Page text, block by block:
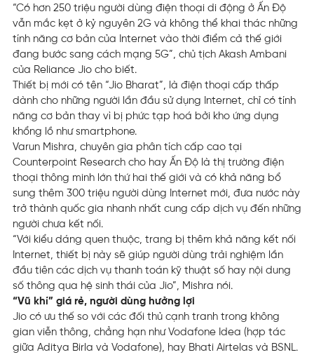
“Có hơn 250 triệu người dùng điện thoại di động ở Ấn Độ
vẫn mắc kẹt ở kỷ nguyên 2G và không thể khai thác những
tính năng cơ bản của Internet vào thời điểm cả thế giới
đang bước sang cách mạng 5G”, chủ tịch Akash Ambani
của Reliance Jio cho biết.
Thiết bị mới có tên “Jio Bharat”, là điện thoại cấp thấp
dành cho những người lần đầu sử dụng Internet, chỉ có tính
năng cơ bản thay vì bị phức tạp hoá bởi kho ứng dụng
khổng lồ như smartphone.
Varun Mishra, chuyên gia phân tích cấp cao tại
Counterpoint Research cho hay Ấn Độ là thị trường điện
thoại thông minh lớn thứ hai thế giới và có khả năng bổ
sung thêm 300 triệu người dùng Internet mới, đưa nước này
trở thành quốc gia nhanh nhất cung cấp dịch vụ đến những
người chưa kết nối.
“Với kiểu dáng quen thuộc, trang bị thêm khả năng kết nối
Internet, thiết bị này sẽ giúp người dùng trải nghiệm lần
đầu tiên các dịch vụ thanh toán kỹ thuật số hay nội dung
số thông qua hệ sinh thái của Jio”, Mishra nói.
“Vũ khí” giá rẻ, người dùng hưởng lợi
Jio có ưu thế so với các đối thủ cạnh tranh trong không
gian viễn thông, chẳng hạn như Vodafone Idea (hợp tác
giữa Aditya Birla và Vodafone), hay Bhati Airtelas và BSNL.